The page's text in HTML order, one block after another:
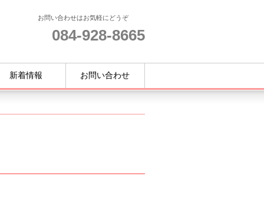
お問い合わせはお気軽にどうぞ
084-928-8665
新着情報 お問い合わせ